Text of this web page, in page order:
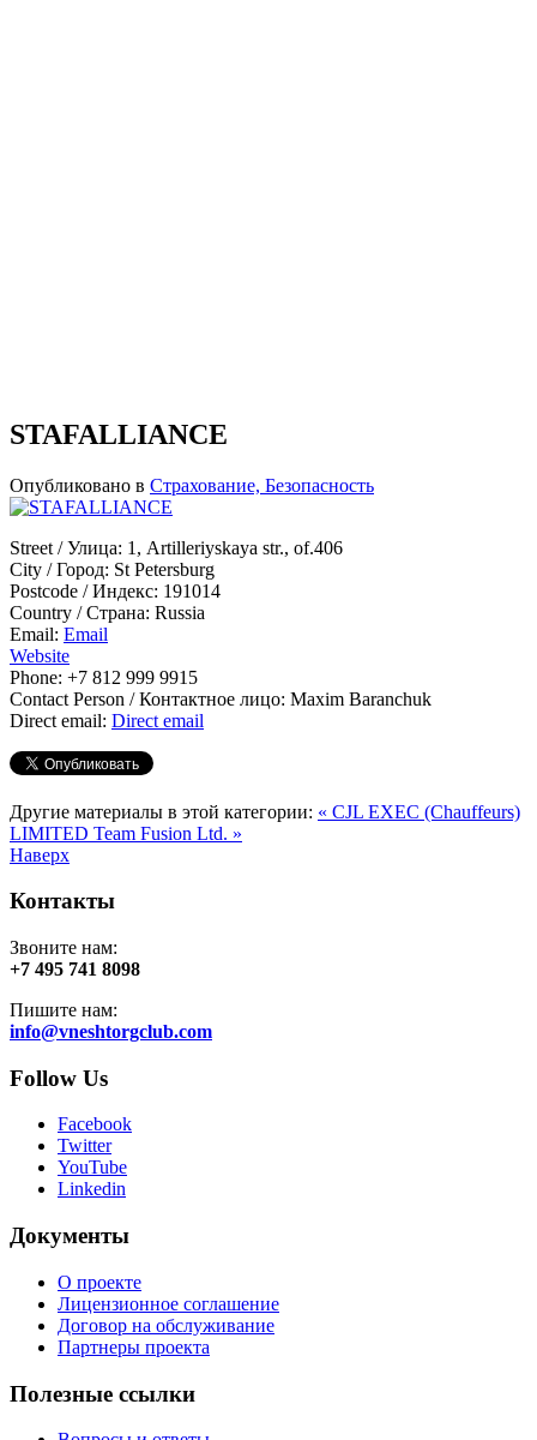
STAFALLIANCE
Опубликовано в Страхование, Безопасность
Street / Улица: 1, Artilleriyskaya str., of.406
City / Город: St Petersburg
Postcode / Индекс: 191014
Country / Страна: Russia
Email: Email
Website
Phone: +7 812 999 9915
Contact Person / Контактное лицо: Maxim Baranchuk
Direct email: Direct email
Другие материалы в этой категории: « CJL EXEC (Chauffeurs)
LIMITED Team Fusion Ltd. »
Наверх
Контакты
Звоните нам:
+7 495 741 8098
Пишите нам:
info@vneshtorgclub.com
Follow Us
Facebook
Twitter
YouTube
Linkedin
Документы
О проекте
Лицензионное соглашение
Договор на обслуживание
Партнеры проекта
Полезные ссылки